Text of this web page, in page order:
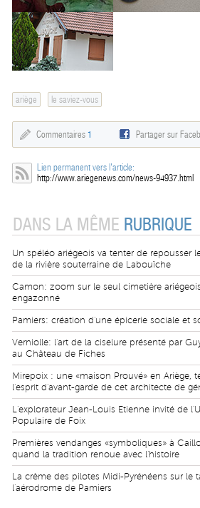
ariège le saviez-vous
Commentaires 1 Partager sur
Lien permanent vers l'article:
http://www.ariegenews.com/news-94937.html
DANS LA MÊME RUBRIQUE
Un spéléo ariégeois va tenter de repousser
de la rivière souterraine de Labouïche
Camon: zoom sur le seul cimetière ariégeois
engazonné
Pamiers: création d'une épicerie sociale et
Verniolle: l'art de la ciselure présenté par
au Château de Fiches
Mirepoix : une «maison Prouvé» en Ariège,
l'esprit d'avant-garde de cet architecte de
L'explorateur Jean-Louis Etienne invité de
Populaire de Foix
Premières vendanges «symboliques» à
quand la tradition renoue avec l'histoire
La crème des pilotes Midi-Pyrénéens sur le
l'aérodrome de Pamiers